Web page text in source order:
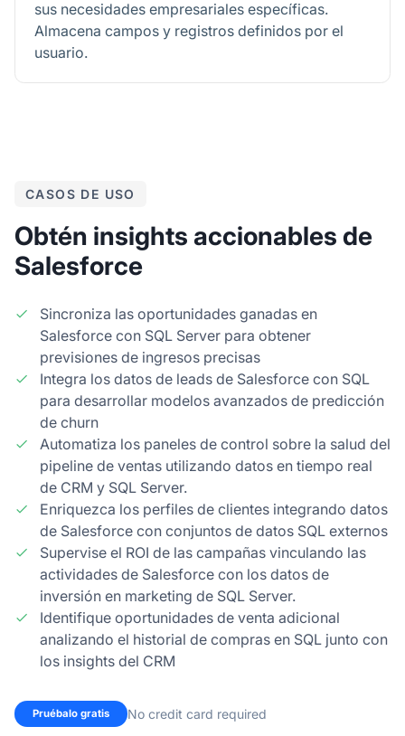
sus necesidades empresariales específicas.
Almacena campos y registros definidos por el
usuario.
CASOS DE USO
Obtén insights accionables de
Salesforce
Sincroniza las oportunidades ganadas en
Salesforce con SQL Server para obtener
previsiones de ingresos precisas
Integra los datos de leads de Salesforce con SQL
para desarrollar modelos avanzados de predicción
de churn
Automatiza los paneles de control sobre la salud del
pipeline de ventas utilizando datos en tiempo real
de CRM y SQL Server.
Enriquezca los perfiles de clientes integrando datos
de Salesforce con conjuntos de datos SQL externos
Supervise el ROI de las campañas vinculando las
actividades de Salesforce con los datos de
inversión en marketing de SQL Server.
Identifique oportunidades de venta adicional
analizando el historial de compras en SQL junto con
los insights del CRM
Pruébalo gratis No credit card required